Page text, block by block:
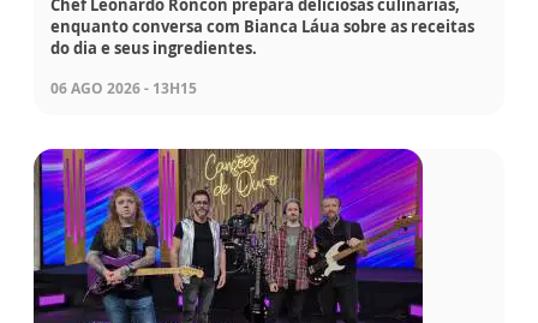
Chef Leonardo Roncon prepara deliciosas culinárias,
enquanto conversa com Bianca Láua sobre as receitas
do dia e seus ingredientes.
06 AGO 2026 - 13H15